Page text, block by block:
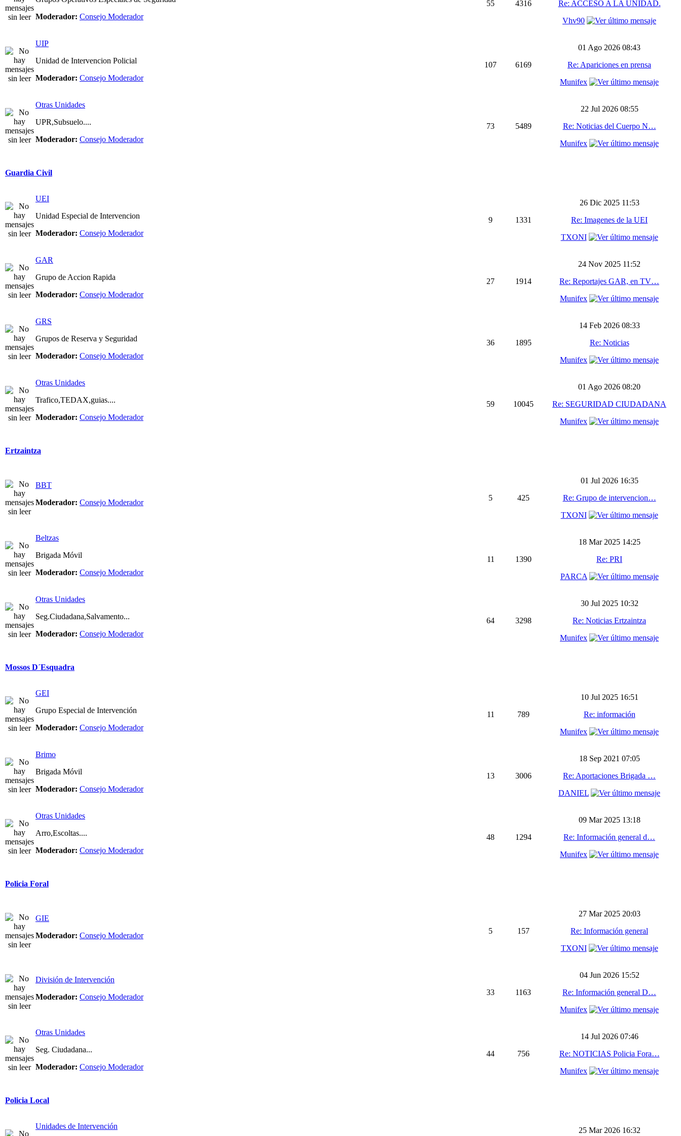
Moderador: Consejo Moderador
55 4316
Re: ACCESO A LA UNIDAD.
Vhv90
UIP
Unidad de Intervencion Policial
Moderador: Consejo Moderador
107 6169
01 Ago 2026 08:43
Re: Apariciones en prensa
Munifex
Otras Unidades
UPR,Subsuelo....
Moderador: Consejo Moderador
73 5489
22 Jul 2026 08:55
Re: Noticias del Cuerpo N…
Munifex
Guardia Civil
UEI
Unidad Especial de Intervencion
Moderador: Consejo Moderador
9 1331
26 Dic 2025 11:53
Re: Imagenes de la UEI
TXONI
GAR
Grupo de Accion Rapida
Moderador: Consejo Moderador
27 1914
24 Nov 2025 11:52
Re: Reportajes GAR, en TV…
Munifex
GRS
Grupos de Reserva y Seguridad
Moderador: Consejo Moderador
36 1895
14 Feb 2026 08:33
Re: Noticias
Munifex
Otras Unidades
Trafico,TEDAX,guias....
Moderador: Consejo Moderador
59 10045
01 Ago 2026 08:20
Re: SEGURIDAD CIUDADANA
Munifex
Ertzaintza
BBT
Moderador: Consejo Moderador
5 425
01 Jul 2026 16:35
Re: Grupo de intervencion…
TXONI
Beltzas
Brigada Móvil
Moderador: Consejo Moderador
11 1390
18 Mar 2025 14:25
Re: PRI
PARCA
Otras Unidades
Seg.Ciudadana,Salvamento...
Moderador: Consejo Moderador
64 3298
30 Jul 2025 10:32
Re: Noticias Ertzaintza
Munifex
Mossos D´Esquadra
GEI
Grupo Especial de Intervención
Moderador: Consejo Moderador
11 789
10 Jul 2025 16:51
Re: información
Munifex
Brimo
Brigada Móvil
Moderador: Consejo Moderador
13 3006
18 Sep 2021 07:05
Re: Aportaciones Brigada …
DANIEL
Otras Unidades
Arro,Escoltas....
Moderador: Consejo Moderador
48 1294
09 Mar 2025 13:18
Re: Información general d…
Munifex
Policia Foral
GIE
Moderador: Consejo Moderador
5 157
27 Mar 2025 20:03
Re: Información general
TXONI
División de Intervención
Moderador: Consejo Moderador
33 1163
04 Jun 2026 15:52
Re: Información general D…
Munifex
Otras Unidades
Seg. Ciudadana...
Moderador: Consejo Moderador
44 756
14 Jul 2026 07:46
Re: NOTICIAS Policia Fora…
Munifex
Policia Local
Unidades de Intervención
25 Mar 2026 16:32